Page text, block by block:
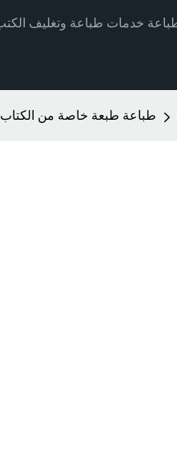
طباعة طبعة خاصة من الكتاب